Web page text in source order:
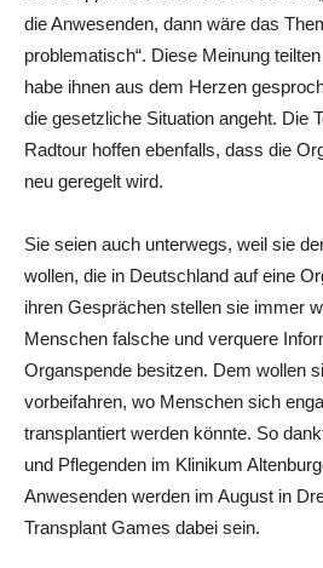
die Anwesenden, dann wäre das
problematisch“. Diese Meinung
habe ihnen aus dem Herzen
die gesetzliche Situation angeht. Die
Radtour hoffen ebenfalls, dass die
neu geregelt wird.
Sie seien auch unterwegs, weil sie
wollen, die in Deutschland auf eine
ihren Gesprächen stellen sie immer
Menschen falsche und verquere
Organspende besitzen. Dem wollen
vorbeifahren, wo Menschen sich
transplantiert werden könnte. So
und Pflegenden im Klinikum
Anwesenden werden im August in
Transplant Games dabei sein.